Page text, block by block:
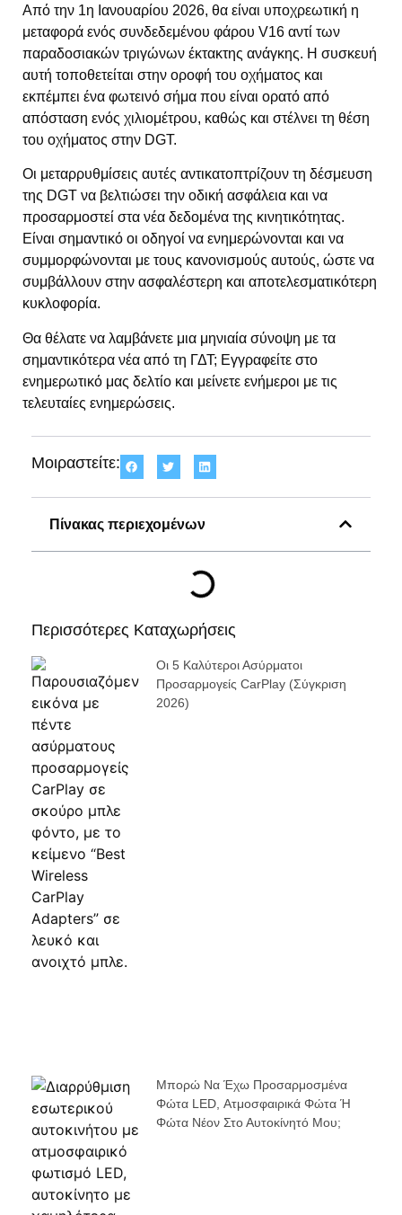
Από την 1η Ιανουαρίου 2026, θα είναι υποχρεωτική η
μεταφορά ενός συνδεδεμένου φάρου V16 αντί των
παραδοσιακών τριγώνων έκτακτης ανάγκης. Η συσκευή
αυτή τοποθετείται στην οροφή του οχήματος και
εκπέμπει ένα φωτεινό σήμα που είναι ορατό από
απόσταση ενός χιλιομέτρου, καθώς και στέλνει τη θέση
του οχήματος στην DGT.
Οι μεταρρυθμίσεις αυτές αντικατοπτρίζουν τη δέσμευση
της DGT να βελτιώσει την οδική ασφάλεια και να
προσαρμοστεί στα νέα δεδομένα της κινητικότητας.
Είναι σημαντικό οι οδηγοί να ενημερώνονται και να
συμμορφώνονται με τους κανονισμούς αυτούς, ώστε να
συμβάλλουν στην ασφαλέστερη και αποτελεσματικότερη
κυκλοφορία.
Θα θέλατε να λαμβάνετε μια μηνιαία σύνοψη με τα
σημαντικότερα νέα από τη ΓΔΤ; Εγγραφείτε στο
ενημερωτικό μας δελτίο και μείνετε ενήμεροι με τις
τελευταίες ενημερώσεις.
Μοιραστείτε:
Πίνακας περιεχομένων
Περισσότερες Καταχωρήσεις
Οι 5 Καλύτεροι Ασύρματοι
Προσαρμογείς CarPlay (σύγκριση
2026)
Μπορώ Να Έχω Προσαρμοσμένα
Φώτα LED, Ατμοσφαιρικά Φώτα Ή
Φώτα Νέον Στο Αυτοκίνητό Μου;